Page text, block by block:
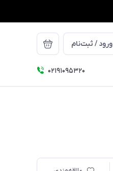
ورود / ثبت‌نام
۰۲۱91095320